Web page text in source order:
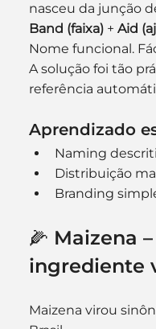
nasceu da junção
Band (faixa) + Aid
Nome funcional.
A solução foi tão
referência
Aprendizado
Naming
Distribuição
Branding
🌽 Maizena
ingrediente
Maizena virou